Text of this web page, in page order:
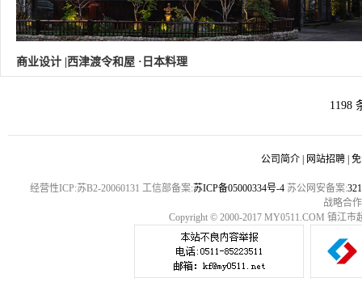
商业设计 |西津渡令和屋 ·日本料理
1198
公司简介 网站招聘
经营性ICP:苏B2-20060131 工信部备案:苏ICP备05000334号-4 苏公网安备案:
战略合
Copyright © 2000-2017 MY0511.COM 镇江